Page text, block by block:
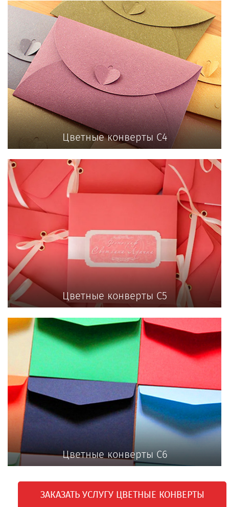
Цветные конверты С4
Цветные конверты С5
Цветные конверты С6
ЗАКАЗАТЬ УСЛУГУ ЦВЕТНЫЕ КОНВЕРТЫ